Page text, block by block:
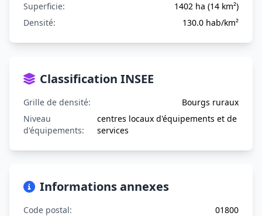
Superficie:
1402 ha (14 km²)
Densité:
130.0 hab/km²
Classification INSEE
Grille de densité:
Bourgs ruraux
Niveau
d'équipements:
centres locaux d'équipements et de
services
Informations annexes
Code postal:
01800